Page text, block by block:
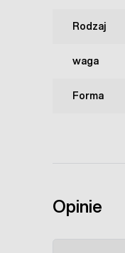
Rodzaj
waga
Forma
Opinie